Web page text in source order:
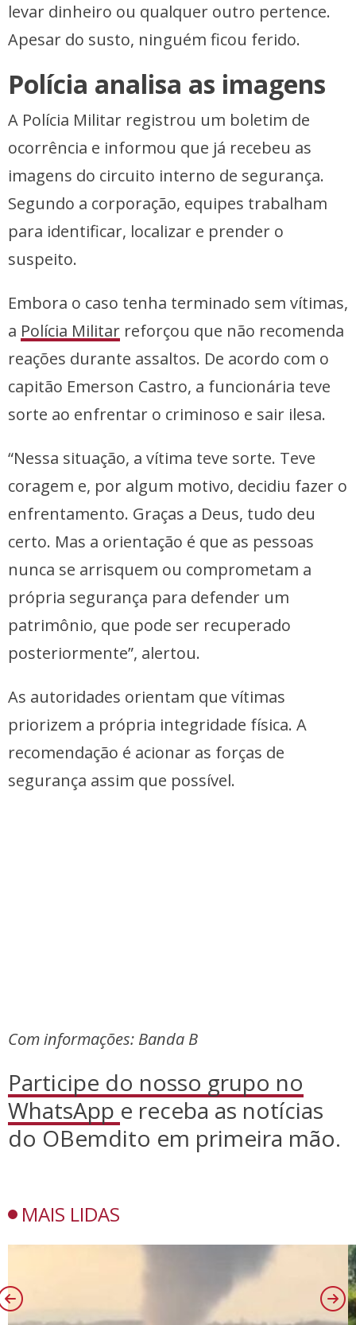
levar dinheiro ou qualquer outro pertence.
Apesar do susto, ninguém ficou ferido.
Polícia analisa as imagens
A Polícia Militar registrou um boletim de
ocorrência e informou que já recebeu as
imagens do circuito interno de segurança.
Segundo a corporação, equipes trabalham
para identificar, localizar e prender o
suspeito.
Embora o caso tenha terminado sem vítimas,
a Polícia Militar reforçou que não recomenda
reações durante assaltos. De acordo com o
capitão Emerson Castro, a funcionária teve
sorte ao enfrentar o criminoso e sair ilesa.
“Nessa situação, a vítima teve sorte. Teve
coragem e, por algum motivo, decidiu fazer o
enfrentamento. Graças a Deus, tudo deu
certo. Mas a orientação é que as pessoas
nunca se arrisquem ou comprometam a
própria segurança para defender um
patrimônio, que pode ser recuperado
posteriormente”, alertou.
As autoridades orientam que vítimas
priorizem a própria integridade física. A
recomendação é acionar as forças de
segurança assim que possível.
Com informações: Banda B
Participe do nosso grupo no
WhatsApp e receba as notícias
do OBemdito em primeira mão.
MAIS LIDAS